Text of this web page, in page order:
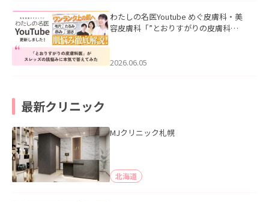
わたしの名医Youtube めぐ皮膚科・美
容皮膚科「”とおりすがりの皮膚科
2026.06.05
最新クリニック
MJクリニック札幌
北海道